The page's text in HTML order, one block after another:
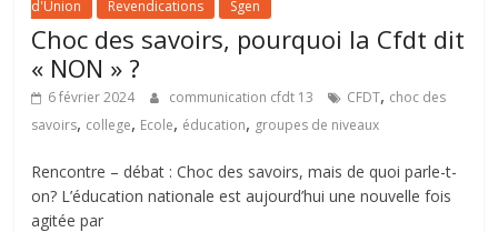
d'Union
Revendications Sgen
Choc des savoirs, pourquoi la Cfdt dit
« NON » ?
6 février 2024 communication cfdt 13 CFDT, choc des
savoirs, college, Ecole, éducation, groupes de niveaux
Rencontre – débat : Choc des savoirs, mais de quoi parle-t-
on? L’éducation nationale est aujourd’hui une nouvelle fois
agitée par